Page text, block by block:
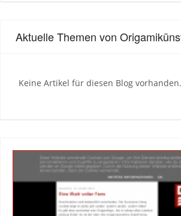
Aktuelle Themen von
Keine Artikel für diesen Blog vorhanden.